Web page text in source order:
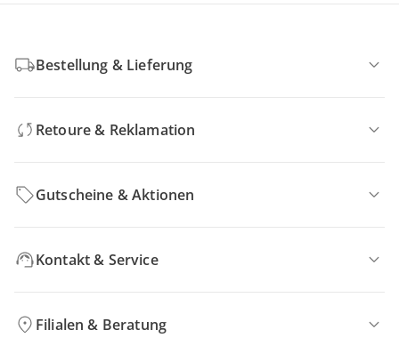
Bestellung & Lieferung
Retoure & Reklamation
Gutscheine & Aktionen
Kontakt & Service
Filialen & Beratung